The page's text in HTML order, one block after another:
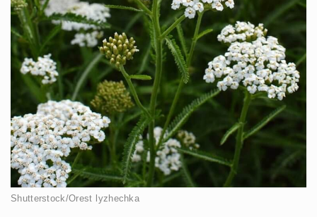
Shutterstock/Orest lyzhechka